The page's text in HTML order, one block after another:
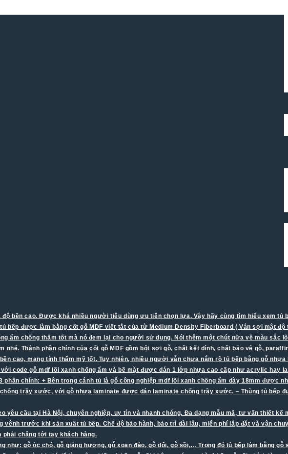
bền cao. Được khá nhiều người tiêu dùng ưu tiên chọn lựa. Vậy hãy cùng tìm hiểu xem tủ
bếp được làm bằng cốt gỗ MDF viết tắt của từ Medium Density Fiberboard ( Ván sợi mật
ẩm chống thấm tốt mà nó đem lại cho người sử dụng. Nói thêm một chút nữa về màu sắc
Thành phần chính của cốt gỗ MDF gồm bột sợi gỗ, chất kết dính, chất bảo vệ gỗ,
cao, mang tính thẩm mỹ tốt. Tuy nhiên, nhiều người vẫn chưa nắm rõ tủ bếp bằng gỗ
code gỗ mdf lõi xanh chống ẩm và bề mặt được dán 1 lớp nhựa cao cấp như acrylic hay
chính: + Bên trong cánh tủ là gỗ công nghiệp mdf lõi xanh chống ẩm dày 18mm được
trầy xước, với gỗ nhựa laminate được dán laminate chống trầy xước. – Thùng tủ bếp
yêu cầu tại Hà Nội, chuyên nghiệp, uy tín và nhanh chóng. Đa dạng mẫu mã, tư vấn thiết
trước khi sản xuất tủ bếp. Chế độ bảo hành, bảo trì dài lâu, miễn phí lắp đặt và vận
phải chăng tới tay khách hàng.
gỗ óc chó, gỗ giáng hương, gỗ xoan đào, gỗ dổi, gỗ sồi,… Trong đó tủ bếp làm bằng gỗ